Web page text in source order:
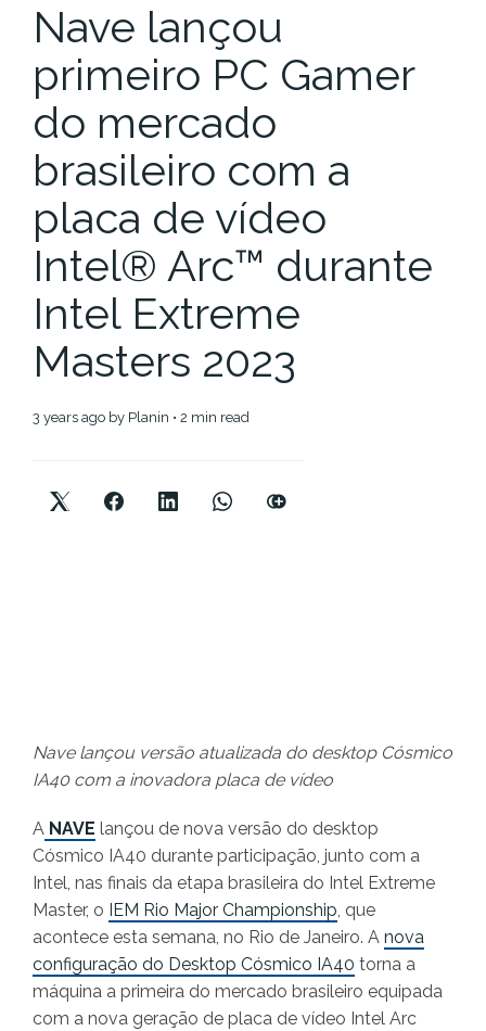
Nave lançou
primeiro PC Gamer
do mercado
brasileiro com a
placa de vídeo
Intel® Arc™ durante
Intel Extreme
Masters 2023
3 years ago by Planin • 2 min read
Nave lançou versão atualizada do desktop Cósmico
IA40 com a inovadora placa de vídeo
A NAVE lançou de nova versão do desktop
Cósmico IA40 durante participação, junto com a
Intel, nas finais da etapa brasileira do Intel Extreme
Master, o
IEM Rio Major Championship, que
acontece esta semana, no Rio de Janeiro. A nova
configuração do Desktop Cósmico IA40 torna a
máquina a primeira do mercado brasileiro equipada
com a nova geração de placa de vídeo Intel Arc